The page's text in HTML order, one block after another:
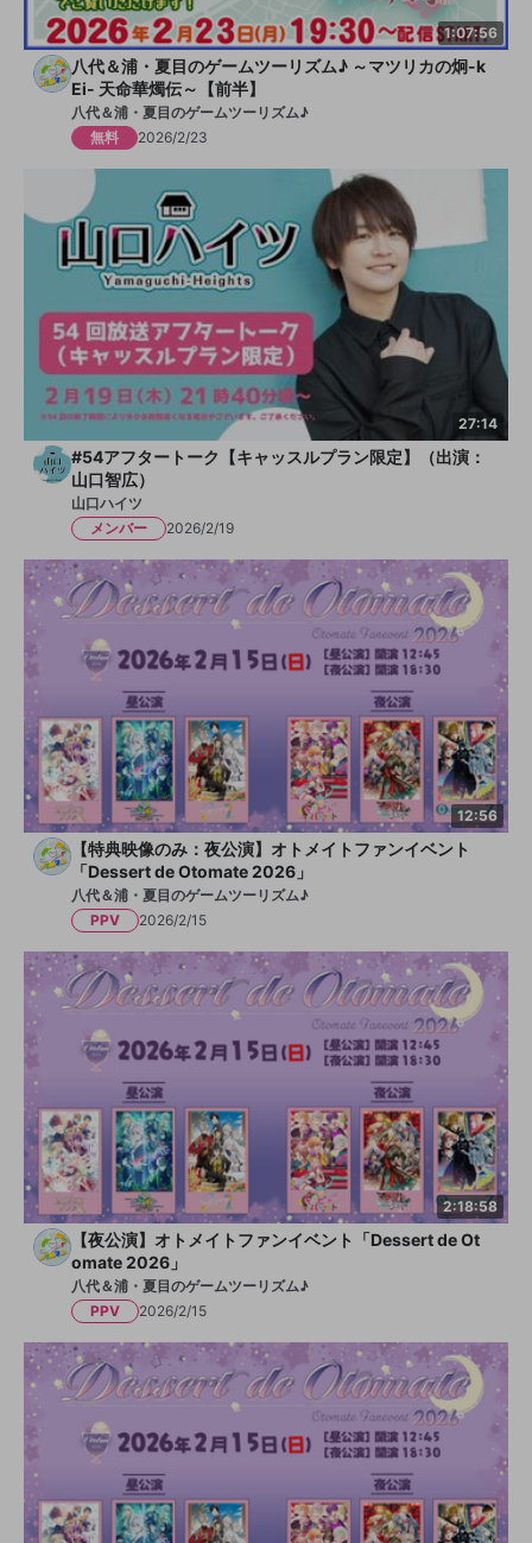
1:07:56
八代＆浦・夏目のゲームツーリズム♪ ～マツリカの炯-k
Ei- 天命華燭伝～【前半】
八代＆浦・夏目のゲームツーリズム♪
無料
2026/2/23
27:14
#54アフタートーク【キャッスルプラン限定】（出演：
山口智広）
山口ハイツ
メンバー
2026/2/19
12:56
【特典映像のみ：夜公演】オトメイトファンイベント
「Dessert de Otomate 2026」
八代＆浦・夏目のゲームツーリズム♪
PPV
2026/2/15
2:18:58
【夜公演】オトメイトファンイベント「Dessert de Ot
omate 2026」
八代＆浦・夏目のゲームツーリズム♪
PPV
2026/2/15